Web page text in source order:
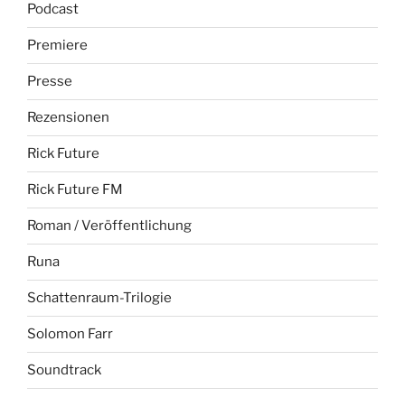
Podcast
Premiere
Presse
Rezensionen
Rick Future
Rick Future FM
Roman / Veröffentlichung
Runa
Schattenraum-Trilogie
Solomon Farr
Soundtrack